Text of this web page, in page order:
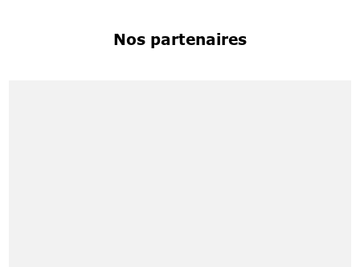
Nos partenaires